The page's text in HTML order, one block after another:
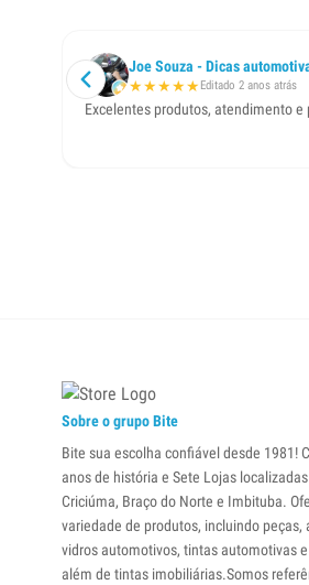
Joe Souza - Dicas
★★★★★ Editado 2 anos atrás
Excelentes produtos, atendimento
Sobre o grupo Bite
Bite sua escolha confiável desde 1981!
anos de história e Sete Lojas
Criciúma, Braço do Norte e Imbituba.
variedade de produtos, incluindo peças,
vidros automotivos, tintas automotivas
além de tintas imobiliárias.Somos